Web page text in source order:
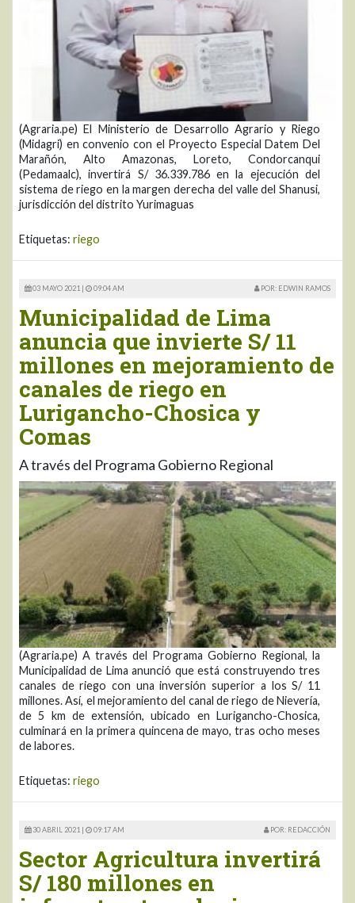
(Agraria.pe) El Ministerio de Desarrollo Agrario y Riego
(Midagri) en convenio con el Proyecto Especial Datem Del
Marañón, Alto Amazonas, Loreto, Condorcanqui
(Pedamaalc), invertirá S/ 36.339.786 en la ejecución del
sistema de riego en la margen derecha del valle del Shanusi,
jurisdicción del distrito Yurimaguas
Etiquetas: riego
03 MAYO 2021 | 09:04 AM POR: EDWIN RAMOS
Municipalidad de Lima
anuncia que invierte S/ 11
millones en mejoramiento de
canales de riego en
Lurigancho-Chosica y
Comas
A través del Programa Gobierno Regional
(Agraria.pe) A través del Programa Gobierno Regional, la
Municipalidad de Lima anunció que está construyendo tres
canales de riego con una inversión superior a los S/ 11
millones. Así, el mejoramiento del canal de riego de Nievería,
de 5 km de extensión, ubicado en Lurigancho-Chosica,
culminará en la primera quincena de mayo, tras ocho meses
de labores.
Etiquetas: riego
30 ABRIL 2021 | 09:17 AM POR: REDACCIÓN
Sector Agricultura invertirá
S/ 180 millones en